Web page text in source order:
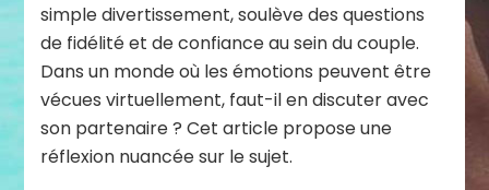
simple divertissement, soulève des questions
de fidélité et de confiance au sein du couple.
Dans un monde où les émotions peuvent être
vécues virtuellement, faut-il en discuter avec
son partenaire ? Cet article propose une
réflexion nuancée sur le sujet.